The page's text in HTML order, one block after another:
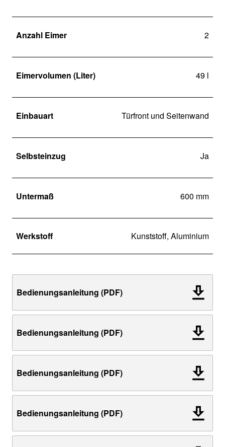
Anzahl Eimer 2
Eimervolumen (Liter) 49 l
Einbauart Türfront und Seitenwand
Selbsteinzug Ja
Untermaß 600 mm
Werkstoff Kunststoff, Aluminium
Bedienungsanleitung (PDF)
Bedienungsanleitung (PDF)
Bedienungsanleitung (PDF)
Bedienungsanleitung (PDF)